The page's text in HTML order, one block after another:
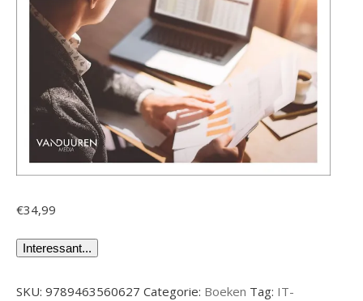
€34,99
Interessant...
SKU: 9789463560627 Categorie: Boeken Tag: IT-